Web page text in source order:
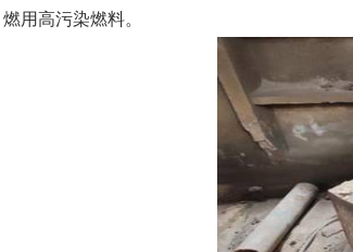
用高污染燃料。